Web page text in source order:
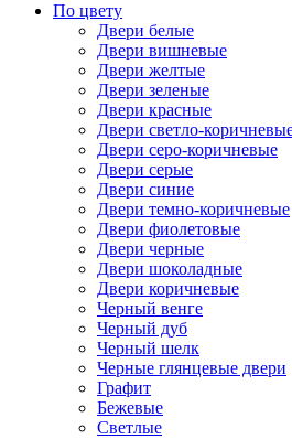
По цвету
Двери белые
Двери вишневые
Двери желтые
Двери зеленые
Двери красные
Двери светло-
Двери серо-коричневые
Двери серые
Двери синие
Двери темно-коричневые
Двери фиолетовые
Двери черные
Двери шоколадные
Двери коричневые
Черный венге
Черный дуб
Черный шелк
Черные глянцевые двери
Графит
Бежевые
Светлые